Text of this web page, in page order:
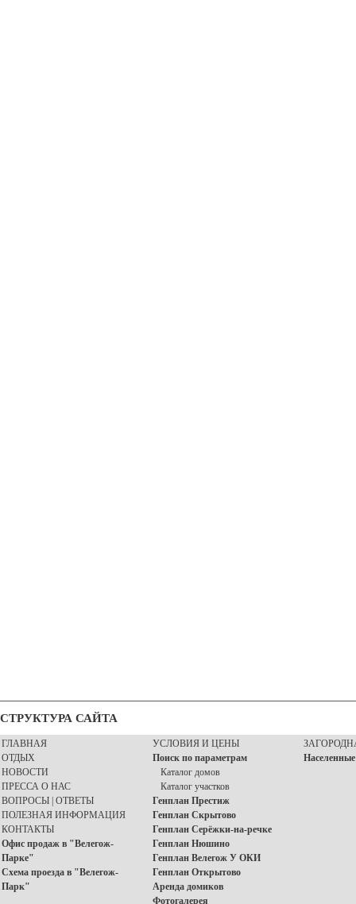
СТРУКТУРА САЙТА
ГЛАВНАЯ
ОТДЫХ
НОВОСТИ
ПРЕССА О НАС
ВОПРОСЫ | ОТВЕТЫ
ПОЛЕЗНАЯ ИНФОРМАЦИЯ
КОНТАКТЫ
Офис продаж в "Велегож-
Парке"
Схема проезда в "Велегож-
Парк"
УСЛОВИЯ И ЦЕНЫ
Поиск по параметрам
Каталог домов
Каталог участков
Генплан Престиж
Генплан Скрытово
Генплан Серёжки-на-речке
Генплан Нюшино
Генплан Велегож У ОКИ
Генплан Открытово
Аренда домиков
Фотогалерея